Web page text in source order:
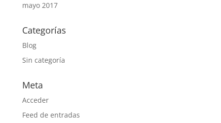
mayo 2017
Categorías
Blog
Sin categoría
Meta
Acceder
Feed de entradas